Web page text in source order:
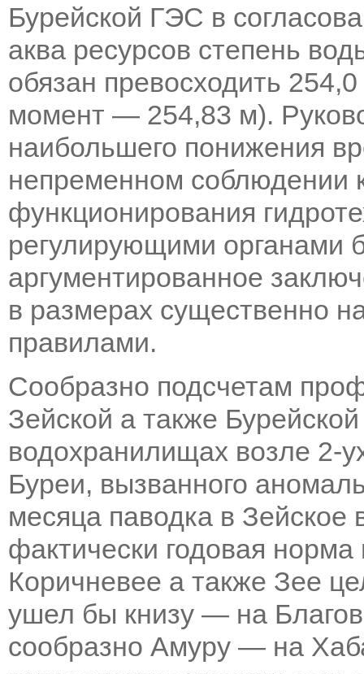
Бурейской ГЭС в
аква ресурсов степень
обязан превосходить
момент — 254,83 м).
наибольшего понижения
непременном соблюдении
функционирования
регулирующими органами
аргументированное
в размерах существенно
правилами.
Сообразно подсчетам
Зейской а также
водохранилищах возле 2-
Буреи, вызванного
месяца паводка в
фактически годовая
Коричневее а также Зее
ушел бы книзу — на
сообразно Амуру — на